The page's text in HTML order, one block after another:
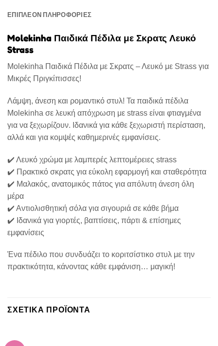
ΕΠΙΠΛΈΟΝ ΠΛΗΡΟΦΟΡΊΕΣ
Molekinha Παιδικά Πέδιλα με Σκρατς Λευκό
Strass
Molekinha Παιδικά Πέδιλα με Σκρατς – Λευκό με Strass για
Μικρές Πριγκίπισσες!
Λάμψη, άνεση και ρομαντικό στυλ! Τα παιδικά πέδιλα
Molekinha σε λευκή απόχρωση με strass είναι φτιαγμένα
για να ξεχωρίζουν. Ιδανικά για κάθε ξεχωριστή περίσταση,
αλλά και για κομψές καθημερινές εμφανίσεις.
✔️ Λευκό χρώμα με λαμπερές λεπτομέρειες strass
✔️ Πρακτικό σκρατς για εύκολη εφαρμογή και σταθερότητα
✔️ Μαλακός, ανατομικός πάτος για απόλυτη άνεση όλη
μέρα
✔️ Αντιολισθητική σόλα για σιγουριά σε κάθε βήμα
✔️ Ιδανικά για γιορτές, βαπτίσεις, πάρτι & επίσημες
εμφανίσεις
Ένα πέδιλο που συνδυάζει το κοριτσίστικο στυλ με την
πρακτικότητα, κάνοντας κάθε εμφάνιση… μαγική!
ΣΧΕΤΙΚΆ ΠΡΟΪΌΝΤΑ